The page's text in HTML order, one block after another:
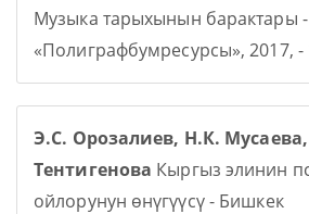
Музыка тарыхынын барактары
«Полиграфбумресурсы», 2017, -
Э.С. Орозалиев, Н.К.
Тентигенова Кыргыз элинин
ойлорунун өнүгүүсү - Бишкек